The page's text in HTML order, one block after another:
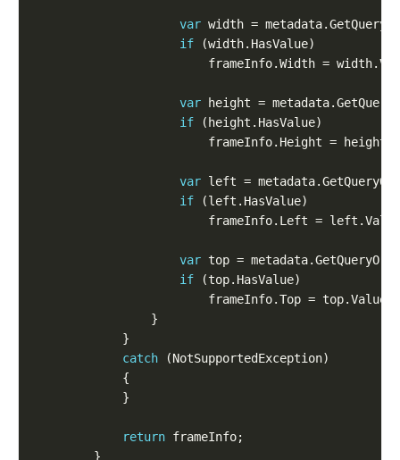
var width =
if
var height =
if
var left =
if
var top =
if
catch
return